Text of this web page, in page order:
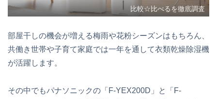
比較☆比べるを徹底調査
部屋干しの機会が増える梅雨や花粉シーズンはもちろん、
共働き世帯や子育て家庭では一年を通して衣類乾燥除湿機
が活躍します。
その中でもパナソニックの「F-YEX200D」と「F-